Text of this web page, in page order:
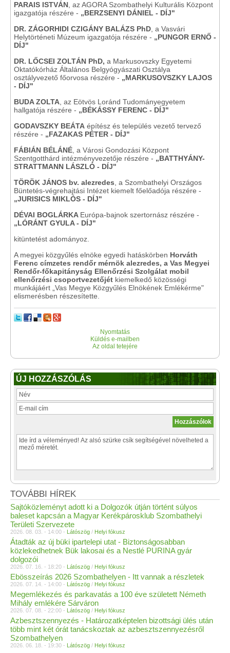
PARAIS ISTVÁN , az AGORA Szombathelyi Kulturális Központ
igazgatója részére - „BERZSENYI DÁNIEL - DÍJ"
DR. ZÁGORHIDI CZIGÁNY BALÁZS PhD , a Vasvári
Helytörténeti Múzeum igazgatója részére - „PUNGOR ERNŐ -
DÍJ"
DR. LŐCSEI ZOLTÁN PhD, a Markusovszky Egyetemi
Oktatókórház Általános Belgyógyászati Osztálya
osztályvezető főorvosa részére - „MARKUSOVSZKY LAJOS
- DÍJ"
BUDA ZOLTA , az Eötvös Loránd Tudományegyetem
hallgatója részére - „BÉKÁSSY FERENC - DÍJ"
GODAVSZKY BEÁTA építész és település vezető tervező
részére - „FAZAKAS PÉTER - DÍJ"
FÁBIÁN BÉLÁNÉ , a Városi Gondozási Központ
Szentgotthárd intézményvezetője részére - „BATTHYÁNY-
STRATTMANN LÁSZLÓ - DÍJ"
TÖRÖK JÁNOS bv. alezredes , a Szombathelyi Országos
Büntetés-végrehajtási Intézet kiemelt főelőadója részére -
„JURISICS MIKLÓS - DÍJ"
DÉVAI BOGLÁRKA Európa-bajnok szertornász részére -
„LÓRÁNT GYULA - DÍJ"
kitüntetést adományoz.
A megyei közgyűlés elnöke egyedi hatáskörben Horváth
Ferenc címzetes rendőr mérnök alezredes, a Vas Megyei
Rendőr-főkapitányság Ellenőrzési Szolgálat mobil
ellenőrzési csoportvezetőjét kiemelkedő közösségi
munkájáért „Vas Megye Közgyűlés Elnökének Emlékérme"
elismerésben részesítette.
Nyomtatás
Küldés e-mailben
Az oldal tetejére
ÚJ HOZZÁSZÓLÁS
TOVÁBBI HÍREK
Sajtóközleményt adott ki a Dolgozók útján történt súlyos
baleset kapcsán a Magyar Kerékpárosklub Szombathelyi
Területi Szervezete
2026. 08. 03. - 14:00 - Látószög / Helyi fókusz
Átadták az új büki ipartelepi utat - Biztonságosabban
közlekedhetnek Bük lakosai és a Nestlé PURINA gyár
dolgozói
2026. 07. 16. - 18:20 - Látószög / Helyi fókusz
Ebösszeírás 2026 Szombathelyen - Itt vannak a részletek
2026. 07. 14. - 14:00 - Látószög / Helyi fókusz
Megemlékezés és parkavatás a 100 éve született Németh
Mihály emlékére Sárváron
2026. 07. 08. - 22:00 - Látószög / Helyi fókusz
Azbesztszennyezés - Határozatképtelen bizottsági ülés után
több mint két órát tanácskoztak az azbesztszennyezésről
Szombathelyen
2026. 06. 18. - 19:30 - Látószög / Helyi fókusz